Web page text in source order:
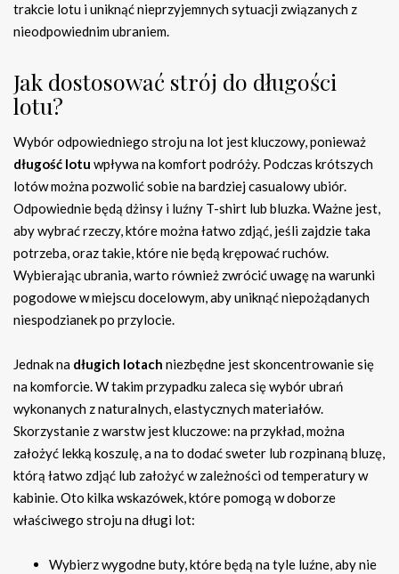
trakcie lotu i uniknąć nieprzyjemnych sytuacji związanych z
nieodpowiednim ubraniem.
Jak dostosować strój do długości
lotu?
Wybór odpowiedniego stroju na lot jest kluczowy, ponieważ
długość lotu wpływa na komfort podróży. Podczas krótszych
lotów można pozwolić sobie na bardziej casualowy ubiór.
Odpowiednie będą dżinsy i luźny T-shirt lub bluzka. Ważne jest,
aby wybrać rzeczy, które można łatwo zdjąć, jeśli zajdzie taka
potrzeba, oraz takie, które nie będą krępować ruchów.
Wybierając ubrania, warto również zwrócić uwagę na warunki
pogodowe w miejscu docelowym, aby uniknąć niepożądanych
niespodzianek po przylocie.
Jednak na długich lotach niezbędne jest skoncentrowanie się
na komforcie. W takim przypadku zaleca się wybór ubrań
wykonanych z naturalnych, elastycznych materiałów.
Skorzystanie z warstw jest kluczowe: na przykład, można
założyć lekką koszulę, a na to dodać sweter lub rozpinaną bluzę,
którą łatwo zdjąć lub założyć w zależności od temperatury w
kabinie. Oto kilka wskazówek, które pomogą w doborze
właściwego stroju na długi lot:
Wybierz wygodne buty, które będą na tyle luźne, aby nie